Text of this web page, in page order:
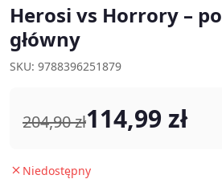
Herosi vs Horrory –
główny
SKU: 9788396251879
204,90 zł114,99 zł
Niedostępny